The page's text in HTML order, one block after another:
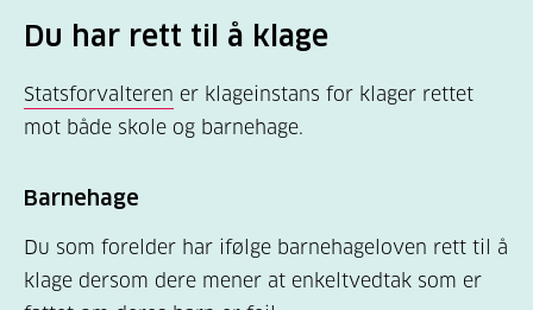
på Kunnskapsdepartementets temasider om
Du har rett til å klage
Statsforvalteren er klageinstans for klager rettet
mot både skole og barnehage.
Barnehage
Du som forelder har ifølge barnehageloven rett til å
klage dersom dere mener at enkeltvedtak som er